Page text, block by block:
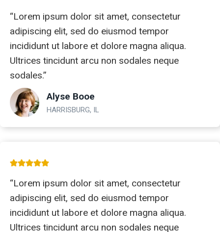
“Lorem ipsum dolor sit amet, consectetur
adipiscing elit, sed do eiusmod tempor
incididunt ut labore et dolore magna aliqua.
Ultrices tincidunt arcu non sodales neque
sodales.”
Alyse Booe
HARRISBURG, IL
“Lorem ipsum dolor sit amet, consectetur
adipiscing elit, sed do eiusmod tempor
incididunt ut labore et dolore magna aliqua.
Ultrices tincidunt arcu non sodales neque